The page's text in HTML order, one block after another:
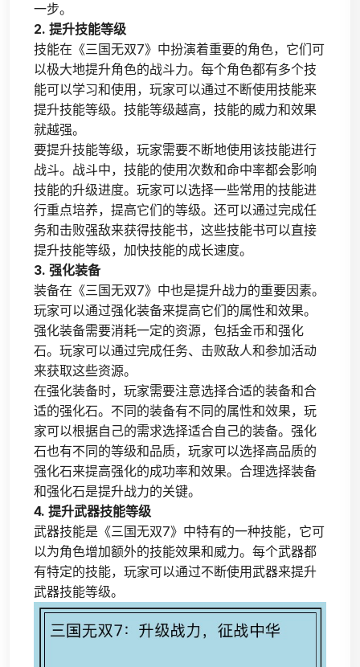
一步。
2. 提升技能等级
技能在《三国无双7》中扮演着重要的角色，它们可
以极大地提升角色的战斗力。每个角色都有多个技
能可以学习和使用，玩家可以通过不断使用技能来
提升技能等级。技能等级越高，技能的威力和效果
就越强。
要提升技能等级，玩家需要不断地使用该技能进行
战斗。战斗中，技能的使用次数和命中率都会影响
技能的升级进度。玩家可以选择一些常用的技能进
行重点培养，提高它们的等级。还可以通过完成任
务和击败强敌来获得技能书，这些技能书可以直接
提升技能等级，加快技能的成长速度。
3. 强化装备
装备在《三国无双7》中也是提升战力的重要因素。
玩家可以通过强化装备来提高它们的属性和效果。
强化装备需要消耗一定的资源，包括金币和强化
石。玩家可以通过完成任务、击败敌人和参加活动
来获取这些资源。
在强化装备时，玩家需要注意选择合适的装备和合
适的强化石。不同的装备有不同的属性和效果，玩
家可以根据自己的需求选择适合自己的装备。强化
石也有不同的等级和品质，玩家可以选择高品质的
强化石来提高强化的成功率和效果。合理选择装备
和强化石是提升战力的关键。
4. 提升武器技能等级
武器技能是《三国无双7》中特有的一种技能，它可
以为角色增加额外的技能效果和威力。每个武器都
有特定的技能，玩家可以通过不断使用武器来提升
武器技能等级。